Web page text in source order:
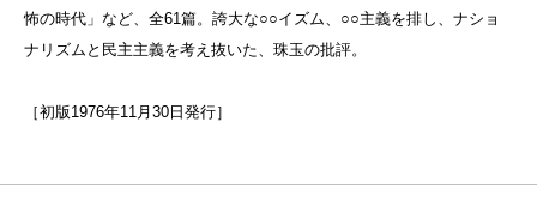
怖の時代」など、全61篇。誇大な○○イズム、○○主義を排し、ナショ
ナリズムと民主主義を考え抜いた、珠玉の批評。
［初版1976年11月30日発行］